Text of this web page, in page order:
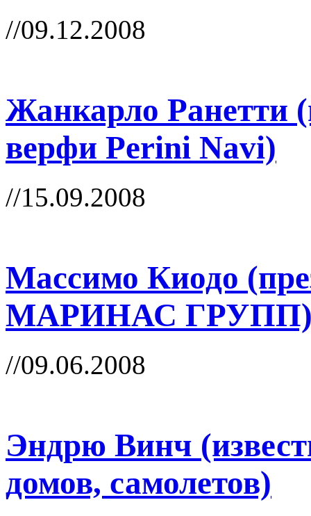
//09.12.2008
Жанкарло Ранетти
верфи Perini Navi)
//15.09.2008
Массимо Киодо
МАРИНАС
//09.06.2008
Эндрю Винч
домов, самолетов)